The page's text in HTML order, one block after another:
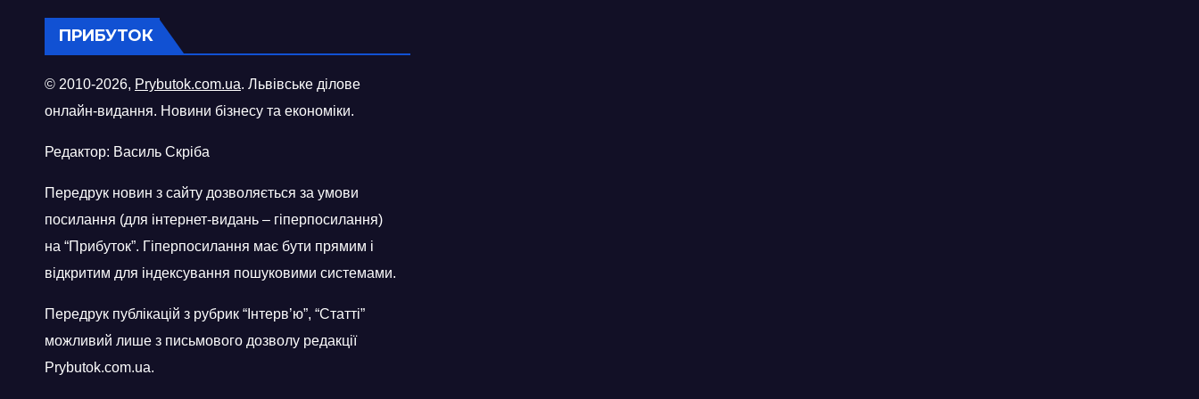
ПРИБУТОК
© 2010-2026, Prybutok.com.ua. Львівське ділове
онлайн-видання. Новини бізнесу та економіки.
Редактор: Василь Скріба
Передрук новин з сайту дозволяється за умови
посилання (для інтернет-видань – гіперпосилання)
на “Прибуток”. Гіперпосилання має бути прямим і
відкритим для індексування пошуковими системами.
Передрук публікацій з рубрик “Інтерв’ю”, “Статті”
можливий лише з письмового дозволу редакції
Prybutok.com.ua.